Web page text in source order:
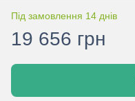
Під замовлення 14 днів
19 656 грн